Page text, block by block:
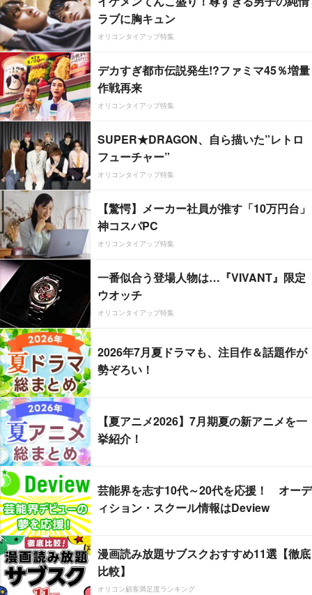
ラブに胸キュン
オリコンタイアップ特集
デカすぎ都市伝説発生!?ファミマ45％増量
作戦再来
オリコンタイアップ特集
SUPER★DRAGON、自ら描いた”レトロ
フューチャー”
オリコンタイアップ特集
【驚愕】メーカー社員が推す「10万円台」
神コスパPC
オリコンタイアップ特集
一番似合う登場人物は…『VIVANT』限定
ウオッチ
オリコンタイアップ特集
2026年7月夏ドラマも、注目作＆話題作が
勢ぞろい！
【夏アニメ2026】7月期夏の新アニメを一
挙紹介！
芸能界を志す10代～20代を応援！ オーデ
ィション・スクール情報はDeview
漫画読み放題サブスクおすすめ11選【徹底
比較】
オリコン顧客満足度ランキング